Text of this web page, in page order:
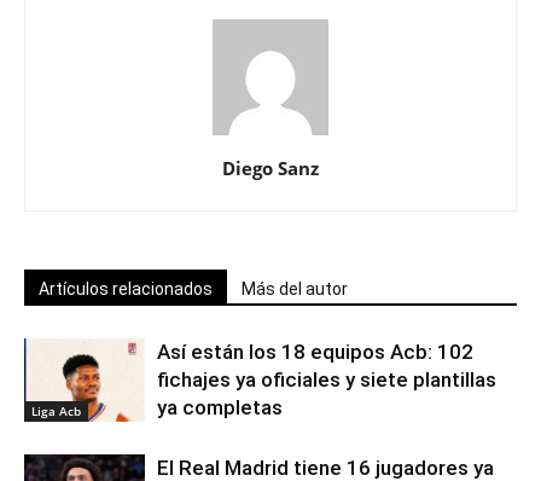
Diego Sanz
Artículos relacionados Más del autor
Liga Acb
Así están los 18 equipos Acb: 102
fichajes ya oficiales y siete plantillas
ya completas
El Real Madrid tiene 16 jugadores ya